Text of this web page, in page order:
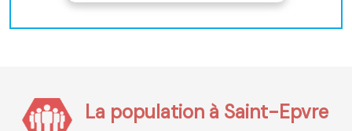
La population à Saint-Epvre